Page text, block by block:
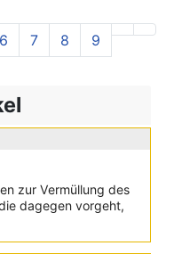
6 7 8 9
zur Vermüllung des
dagegen vorgeht,